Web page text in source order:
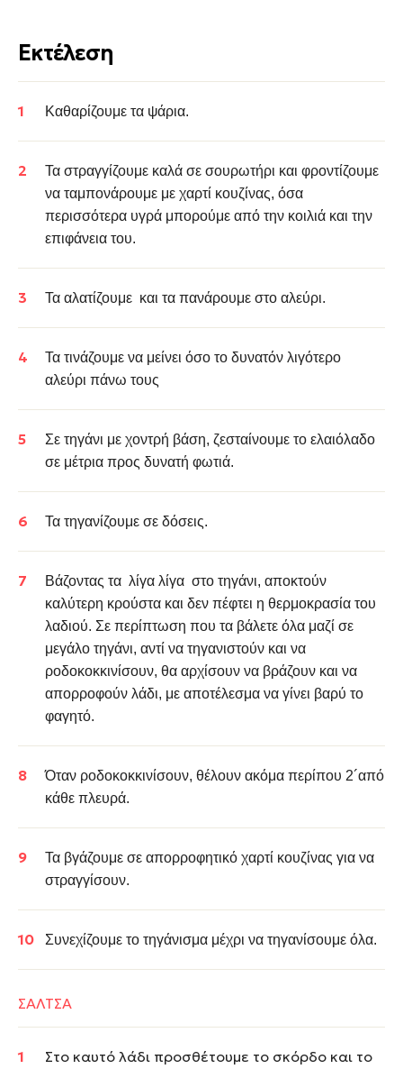
Εκτέλεση
Καθαρίζουμε τα ψάρια.
Τα στραγγίζουμε καλά σε σουρωτήρι και φροντίζουμε
να ταμπονάρουμε με χαρτί κουζίνας, όσα
περισσότερα υγρά μπορούμε από την κοιλιά και την
επιφάνεια του.
Τα αλατίζουμε και τα πανάρουμε στο αλεύρι.
Τα τινάζουμε να μείνει όσο το δυνατόν λιγότερο
αλεύρι πάνω τους
Σε τηγάνι με χοντρή βάση, ζεσταίνουμε το ελαιόλαδο
σε μέτρια προς δυνατή φωτιά.
Τα τηγανίζουμε σε δόσεις.
Βάζοντας τα λίγα λίγα στο τηγάνι, αποκτούν
καλύτερη κρούστα και δεν πέφτει η θερμοκρασία του
λαδιού. Σε περίπτωση που τα βάλετε όλα μαζί σε
μεγάλο τηγάνι, αντί να τηγανιστούν και να
ροδοκοκκινίσουν, θα αρχίσουν να βράζουν και να
απορροφούν λάδι, με αποτέλεσμα να γίνει βαρύ το
φαγητό.
Όταν ροδοκοκκινίσουν, θέλουν ακόμα περίπου 2´από
κάθε πλευρά.
Τα βγάζουμε σε απορροφητικό χαρτί κουζίνας για να
στραγγίσουν.
Συνεχίζουμε το τηγάνισμα μέχρι να τηγανίσουμε όλα.
ΣΑΛΤΣΑ
Στο καυτό λάδι προσθέτουμε το σκόρδο και το